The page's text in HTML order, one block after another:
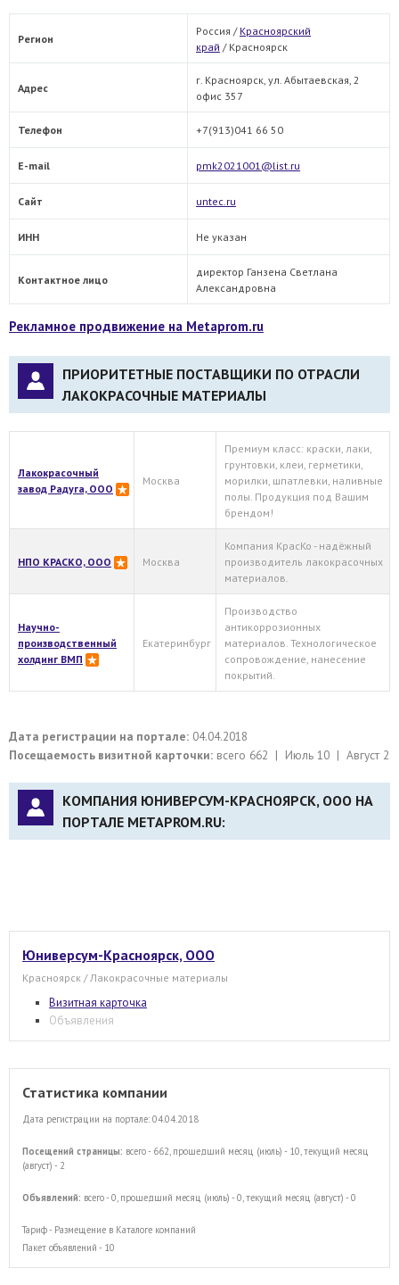
Регион
Россия / Красноярский
край / Красноярск
Адрес
г. Красноярск, ул. Абытаевская, 2
офис 357
Телефон +7(913)041 66 50
E-mail pmk2021001@list.ru
Сайт untec.ru
ИНН Не указан
Контактное лицо
директор Ганзена Светлана
Александровна
Рекламное продвижение на Metaprom.ru
ПРИОРИТЕТНЫЕ ПОСТАВЩИКИ ПО ОТРАСЛИ
ЛАКОКРАСОЧНЫЕ МАТЕРИАЛЫ
Лакокрасочный
завод Радуга, ООО
Москва
Премиум класс: краски, лаки,
грунтовки, клеи, герметики,
морилки, шпатлевки, наливные
полы. Продукция под Вашим
брендом!
НПО КРАСКО, ООО Москва
Компания КрасКо - надёжный
производитель лакокрасочных
материалов.
Научно-
производственный
холдинг ВМП
Екатеринбург
Производство
антикоррозионных
материалов. Технологическое
сопровождение, нанесение
покрытий.
Дата регистрации на портале: 04.04.2018
Посещаемость визитной карточки: всего 662 | Июль 10 | Август 2
КОМПАНИЯ ЮНИВЕРСУМ-КРАСНОЯРСК, ООО НА
ПОРТАЛЕ METAPROM.RU:
Юниверсум-Красноярск, ООО
Красноярск / Лакокрасочные материалы
Визитная карточка
Объявления
Статистика компании
Дата регистрации на портале: 04.04.2018
Посещений страницы: всего - 662, прошедший месяц (июль) - 10, текущий месяц
(август) - 2
Объявлений: всего - 0, прошедший месяц (июль) - 0, текущий месяц (август) - 0
Тариф - Размещение в Каталоге компаний
Пакет объявлений - 10